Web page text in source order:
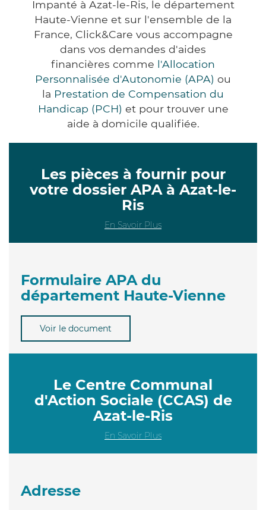
Impanté à Azat-le-Ris, le département
Haute-Vienne et sur l'ensemble de la
France, Click&Care vous accompagne
dans vos demandes d'aides
financières comme l'Allocation
Personnalisée d'Autonomie (APA) ou
la Prestation de Compensation du
Handicap (PCH) et pour trouver une
aide à domicile qualifiée.
Les pièces à fournir pour
votre dossier APA à Azat-le-
Ris
En Savoir Plus
Formulaire APA du
département Haute-Vienne
Voir le document
Le Centre Communal
d'Action Sociale (CCAS) de
Azat-le-Ris
En Savoir Plus
Adresse